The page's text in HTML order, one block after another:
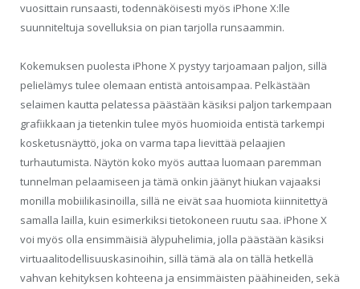
vuosittain runsaasti, todennäköisesti myös iPhone X:lle
suunniteltuja sovelluksia on pian tarjolla runsaammin.
Kokemuksen puolesta iPhone X pystyy tarjoamaan paljon, sillä
pelielämys tulee olemaan entistä antoisampaa. Pelkästään
selaimen kautta pelatessa päästään käsiksi paljon tarkempaan
grafiikkaan ja tietenkin tulee myös huomioida entistä tarkempi
kosketusnäyttö, joka on varma tapa lievittää pelaajien
turhautumista. Näytön koko myös auttaa luomaan paremman
tunnelman pelaamiseen ja tämä onkin jäänyt hiukan vajaaksi
monilla mobiilikasinoilla, sillä ne eivät saa huomiota kiinnitettyä
samalla lailla, kuin esimerkiksi tietokoneen ruutu saa. iPhone X
voi myös olla ensimmäisiä älypuhelimia, jolla päästään käsiksi
virtuaalitodellisuuskasinoihin, sillä tämä ala on tällä hetkellä
vahvan kehityksen kohteena ja ensimmäisten päähineiden, sekä